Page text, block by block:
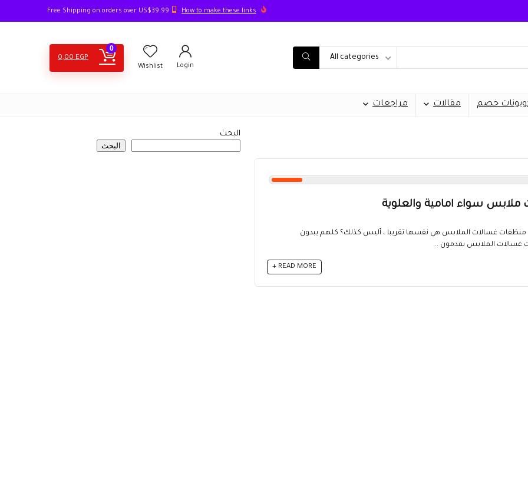
How to make these links
All categories
Login
Wishlist
0
0,00 EGP
خصم مقالات مراجعات
سواء امامية والعلوية
غسالات الملابس هي نفسها تقريبا ، أليس كذلك؟ كلهم يبدون
الملابس يقدمون ...
READ MORE +
البحث
البحث